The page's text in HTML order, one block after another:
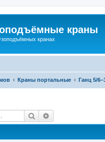
краны
кранах
Краны портальные Ганц 5/
Поиск